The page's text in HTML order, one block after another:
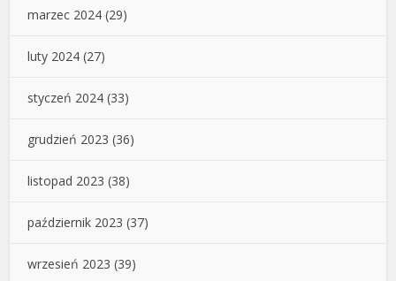
marzec 2024 (29)
luty 2024 (27)
styczeń 2024 (33)
grudzień 2023 (36)
listopad 2023 (38)
październik 2023 (37)
wrzesień 2023 (39)